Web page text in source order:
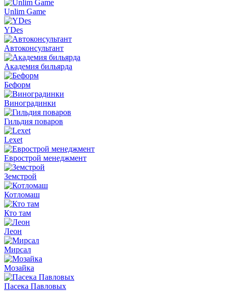
Unlim Game
YDes
Автоконсультант
Академия бильярда
Беформ
Виноградинки
Гильдия поваров
Lexet
Еврострой менеджмент
Земстрой
Котломаш
Кто там
Леон
Мирсал
Мозайка
Пасека Павловых